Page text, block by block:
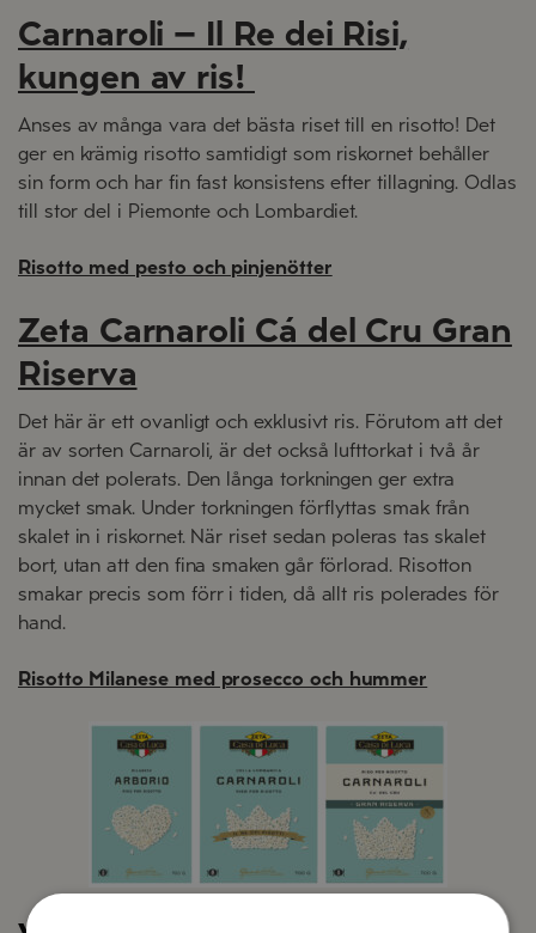
Carnaroli – Il Re dei Risi,
kungen av ris!
Anses av många vara det bästa riset till en risotto! Det
ger en krämig risotto samtidigt som riskornet behåller
sin form och har fin fast konsistens efter tillagning. Odlas
till stor del i Piemonte och Lombardiet.
Risotto med pesto och pinjenötter
Zeta Carnaroli Cá del Cru Gran
Riserva
Det härär ett ovanligt och exklusivt ris. Förutom att det
är av sorten Carnaroli, är det också lufttorkat i två år
innan det polerats. Den långa torkningen ger extra
mycket smak. Under torkningen förflyttas smak från
skalet in i riskornet. När riset sedan poleras tas skalet
bort, utan att den fina smaken går förlorad. Risotton
smakar precis som förr i tiden, då allt ris polerades för
hand.
Risotto Milanese med prosecco och hummer